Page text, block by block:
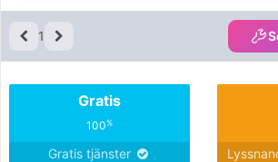
fidèle surtout pour
longue terme et
Quand j'aime je ne
1
Gratis
100%
Gratis tjänster